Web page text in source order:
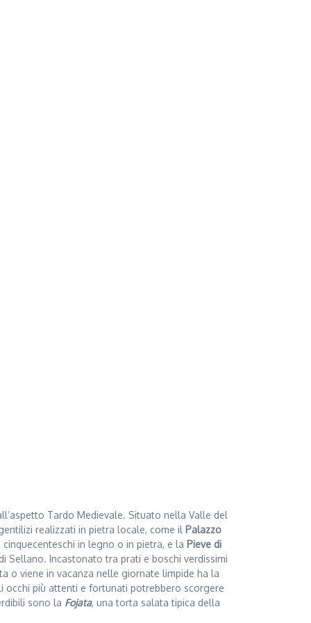
Tardo Medievale. Situato nella Valle del
realizzati in pietra locale, come il Palazzo
in legno o in pietra, e la Pieve di
Sellano. Incastonato tra prati e boschi verdissimi
o viene in vacanza nelle giornate limpide ha la
occhi più attenti e fortunati potrebbero scorgere
sono la Fojata, una torta salata tipica della